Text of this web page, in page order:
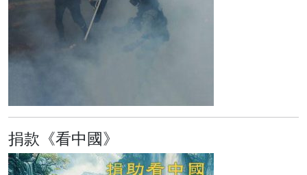
捐款《看中國》